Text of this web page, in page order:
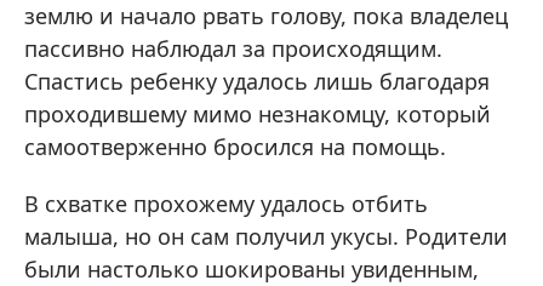
землю и начало рвать голову, пока владелец
пассивно наблюдал за происходящим.
Спастись ребенку удалось лишь благодаря
проходившему мимо незнакомцу, который
самоотверженно бросился на помощь.
В схватке прохожему удалось отбить
малыша, но он сам получил укусы. Родители
были настолько шокированы увиденным,